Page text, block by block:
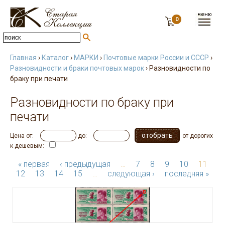
0
Главная › Каталог› МАРКИ › Почтовые марки России и СССР ›
Разновидности и браки почтовых марок› Разновидности по
браку при печати
Разновидности по браку при
печати
Цена от: до:
от дорогих
к дешевым:
« первая ‹ предыдущая … 7 8 9 10
11
12
13 14 15 … следующая › последняя »